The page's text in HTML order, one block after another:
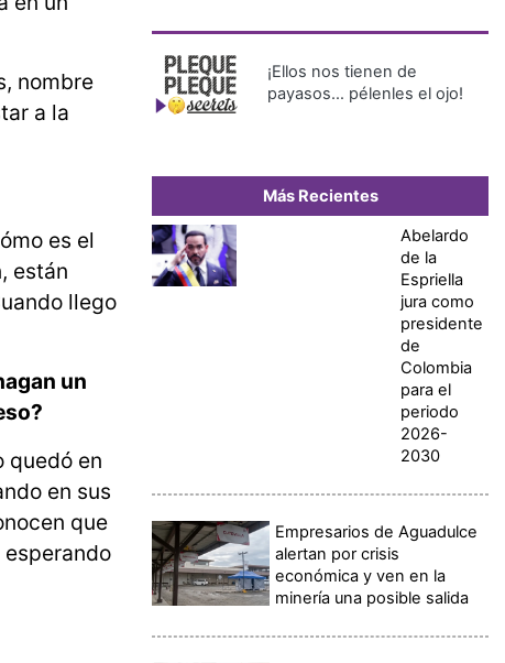
nombre
a la
es el
están
llego
un
quedó en
en sus
que
esperando
¡Ellos nos tienen de
payasos… pélenles el ojo!
Más Recientes
Abelardo
de la
Espriella
jura como
presidente
de
Colombia
para el
periodo
2026-
2030
Empresarios de Aguadulce
alertan por crisis
económica y ven en la
minería una posible salida